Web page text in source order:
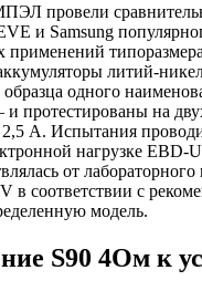
провели
и Samsung
применений
литий-
одного
и протестированы на
2,5 А. Испытания
нагрузке EBD-
от
в соответствии с
модель.
S90 4Ом к